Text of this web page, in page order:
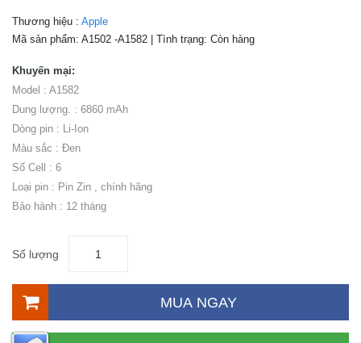
Thương hiệu : Apple
Mã sản phẩm: A1502 -A1582 | Tình trạng: Còn hàng
Khuyến mại:
Model : A1582
Dung lượng. : 6860 mAh
Dòng pin : Li-Ion
Màu sắc : Đen
Số Cell : 6
Loại pin : Pin Zin , chính hãng
Bảo hành : 12 tháng
Số lượng
MUA NGAY